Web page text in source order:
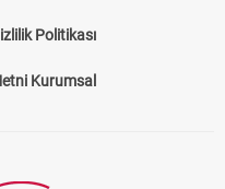
Politikası
Kurumsal